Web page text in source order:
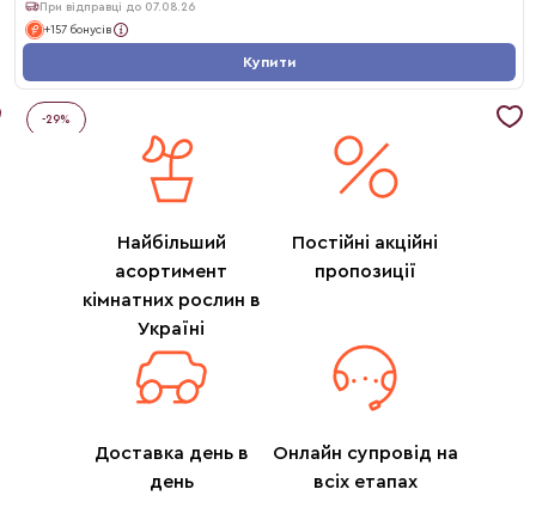
При відправці до 07.08.26
+157 бонусів
Купити
-29%
Найбільший
асортимент
кімнатних рослин в
Україні
Постійні акційні
пропозиції
Доставка день в
день
Онлайн супровід на
всіх етапах